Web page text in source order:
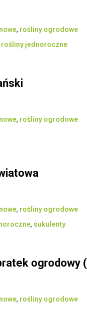
, rośliny ogrodowe
rośliny jednoroczne
, rośliny ogrodowe
, rośliny ogrodowe
, sukulenty
ogrodowy
, rośliny ogrodowe